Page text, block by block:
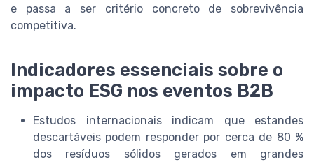
e passa a ser critério concreto de sobrevivência
competitiva.
Indicadores essenciais sobre o
impacto ESG nos eventos B2B
Estudos internacionais indicam que estandes
descartáveis podem responder por cerca de 80 %
dos resíduos sólidos gerados em grandes